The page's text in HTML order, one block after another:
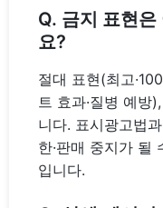
Q. 금지 표현
요?
절대 표현(최고
트 효과·질병 예방
니다. 표시광고법
한·판매 중지가 될
입니다.